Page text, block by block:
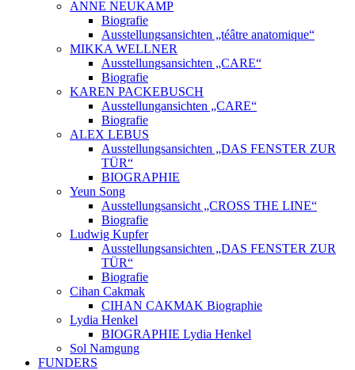
ANNE NEUKAMP
Biografie
Ausstellungsansichten „téâtre anatomique“
MIKKA WELLNER
Ausstellungsansichten „CARE“
Biografie
KAREN PACKEBUSCH
Ausstellungansichten „CARE“
Biografie
ALEX LEBUS
Ausstellungsansichten „DAS FENSTER ZUR
TÜR“
BIOGRAPHIE
Yeun Song
Ausstellungsansicht „CROSS THE LINE“
Biografie
Ludwig Kupfer
Ausstellungsansichten „DAS FENSTER ZUR
TÜR“
Biografie
Cihan Cakmak
CIHAN CAKMAK Biographie
Lydia Henkel
BIOGRAPHIE Lydia Henkel
Sol Namgung
FUNDERS